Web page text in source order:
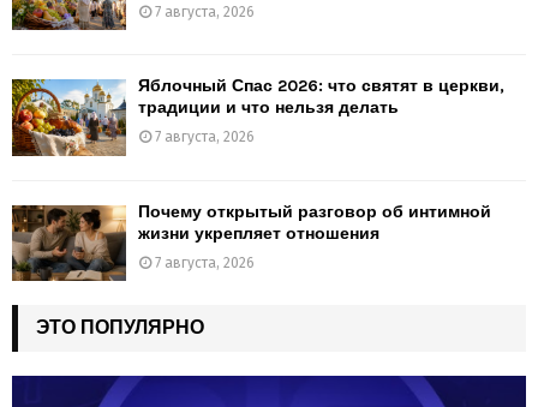
7 августа, 2026
Яблочный Спас 2026: что святят в церкви,
традиции и что нельзя делать
7 августа, 2026
Почему открытый разговор об интимной
жизни укрепляет отношения
7 августа, 2026
ЭТО ПОПУЛЯРНО